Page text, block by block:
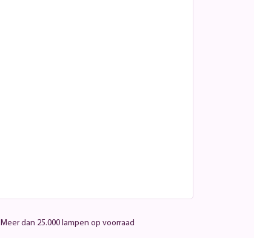
Meer dan 25.000 lampen op voorraad